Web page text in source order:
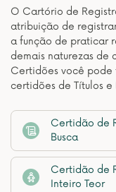
O Cartório de
atribuição de
a função de praticar
demais naturezas de
Certidões você pode
certidões de Títulos e
Certidão de
Busca
Certidão de
Inteiro Teor